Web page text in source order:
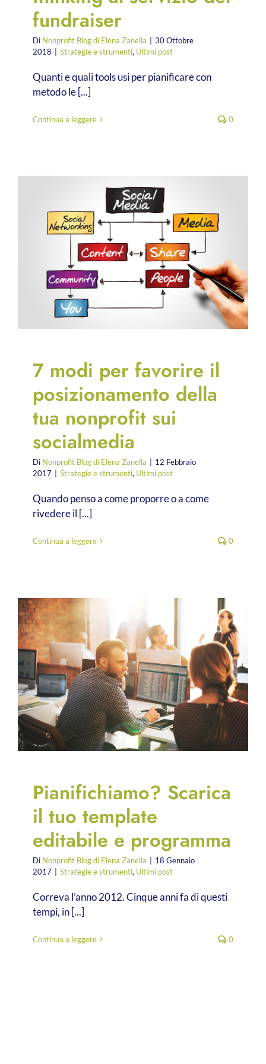
fundraiser
Di Nonprofit Blog di Elena Zanella
30 Ottobre
2018
Strategie e strumenti, Ultimi post
Quanti e quali tools usi per pianificare con
metodo le [...]
Continua a leggere 0
7 modi per favorire il
posizionamento della
tua nonprofit sui
socialmedia
Di Nonprofit Blog di Elena Zanella
12 Febbraio
2017
Strategie e strumenti, Ultimi post
Quando penso a come proporre o a come
rivedere il [...]
Continua a leggere 0
Pianifichiamo? Scarica
il tuo template
editabile e programma
Di Nonprofit Blog di Elena Zanella
18 Gennaio
2017
Strategie e strumenti, Ultimi post
Correva l’anno 2012. Cinque anni fa di questi
tempi, in [...]
Continua a leggere 0